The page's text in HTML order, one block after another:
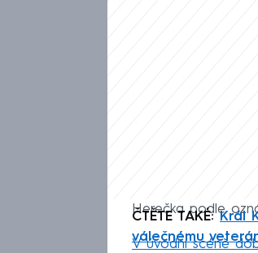
Herečka podle
ČTĚTE TAKÉ:Král
válečnému
V úvodní scéně